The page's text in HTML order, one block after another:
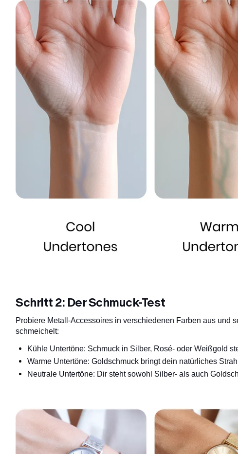
Schritt 2: Der Schmuck-Test
Probiere Metall-Accessoires in verschiedenen Farben aus und
schmeichelt:
Kühle Untertöne: Schmuck in Silber, Rosé- oder Weißgold
Warme Untertöne: Goldschmuck bringt dein natürliches
Neutrale Untertöne: Dir steht sowohl Silber- als auch